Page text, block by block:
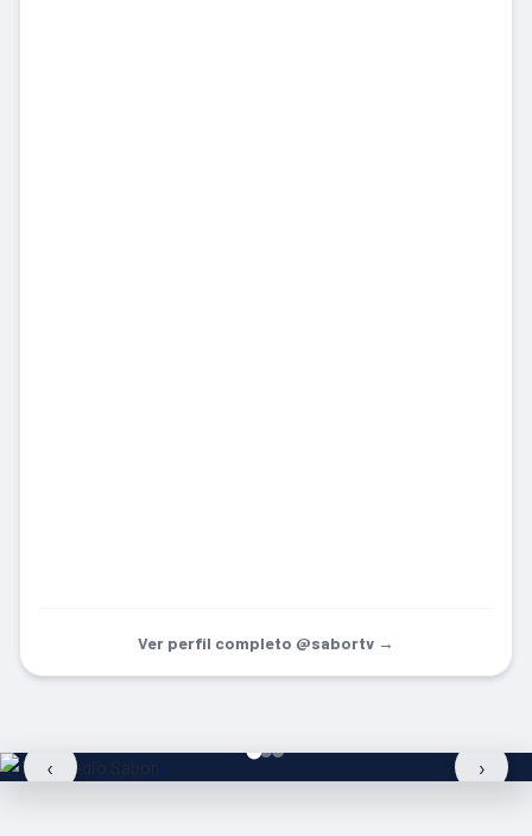
Ver perfil completo @sabortv →
‹ ›